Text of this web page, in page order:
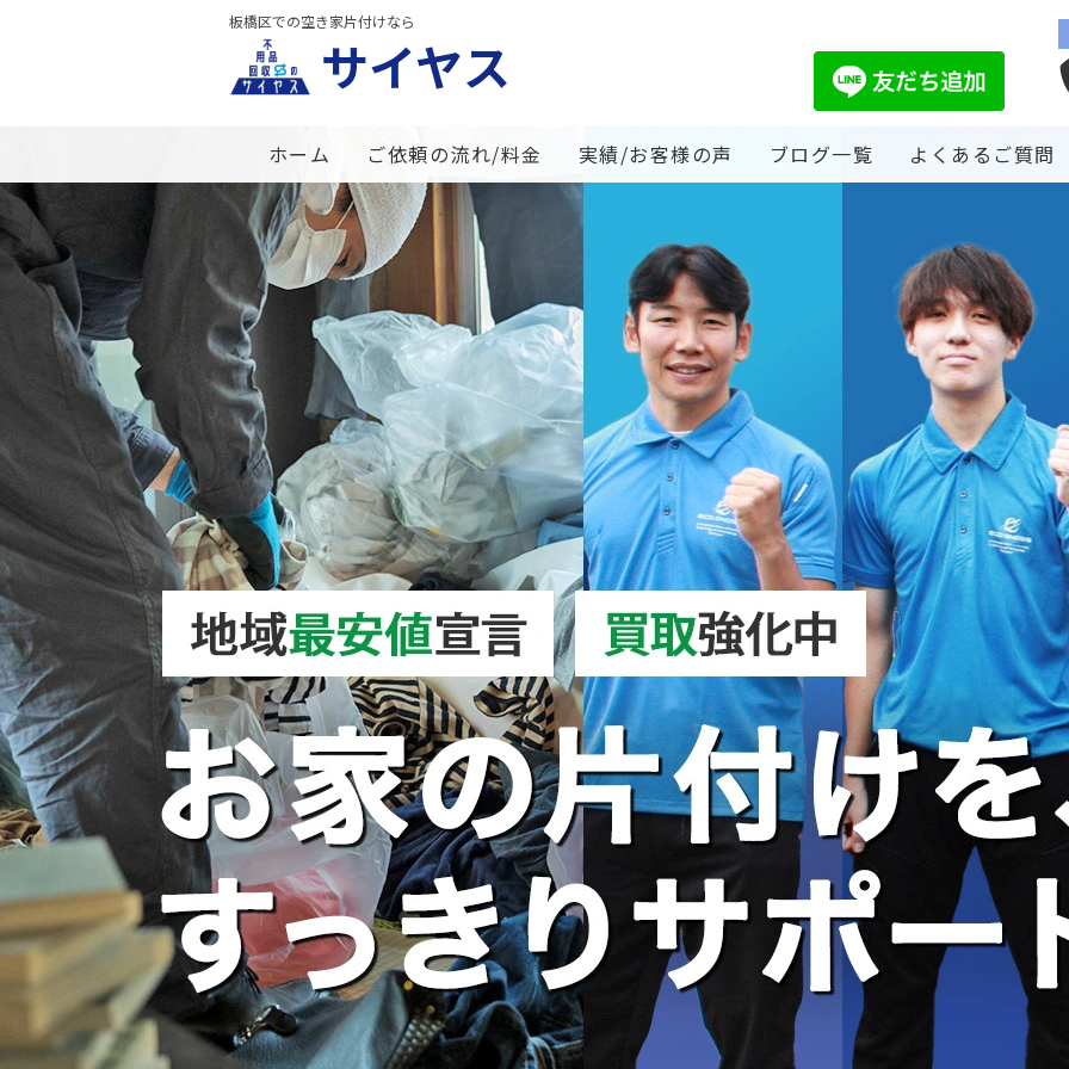
板橋区での空き家片付けなら
サイヤス
ホーム ご依頼の流れ/料金 実績/お客様の声 ブログ一覧 よくあるご質問
2026/08/02 ドローン処分｜正しい捨て方を徹底解説！安全な処分方法・